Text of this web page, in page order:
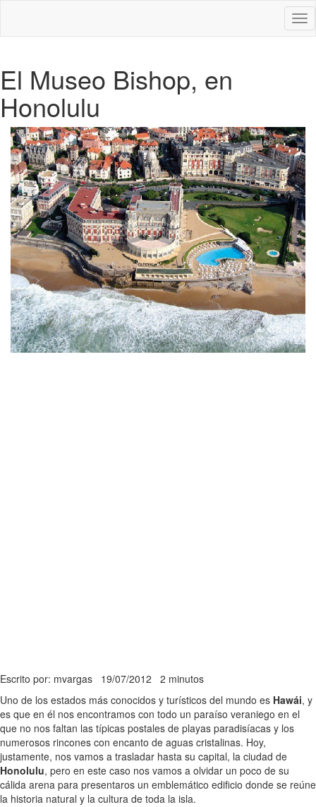
El Museo Bishop, en
Honolulu
Escrito por: mvargas 19/07/2012 2 minutos
Uno de los estados más conocidos y turísticos del mundo es Hawái, y
es que en él nos encontramos con todo un paraíso veraniego en el
que no nos faltan las típicas postales de playas paradisíacas y los
numerosos rincones con encanto de aguas cristalinas. Hoy,
justamente, nos vamos a trasladar hasta su capital, la ciudad de
Honolulu, pero en este caso nos vamos a olvidar un poco de su
cálida arena para presentaros un emblemático edificio donde se reúne
la historia natural y la cultura de toda la isla.